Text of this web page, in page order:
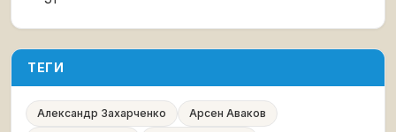
ТЕГИ
Александр Захарченко
Арсен Аваков